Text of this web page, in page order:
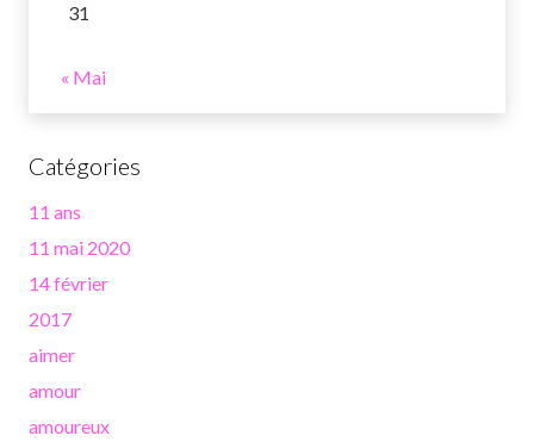
31
« Mai
Catégories
11 ans
11 mai 2020
14 février
2017
aimer
amour
amoureux